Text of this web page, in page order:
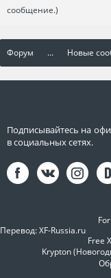
сообщение.)
Форум ... Новые
Подписывайтесь на
в социальных сетях.
Перевод:XF-Russia.ru
Free
Krypton